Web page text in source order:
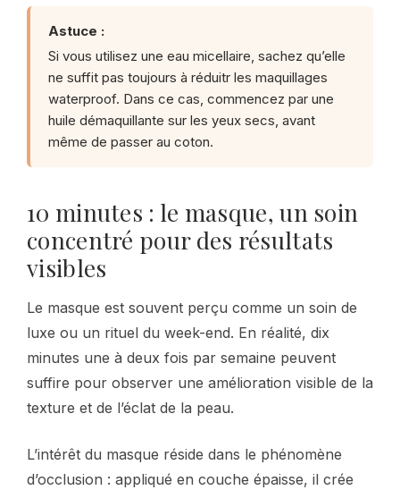
Astuce :
Si vous utilisez une eau micellaire, sachez qu’elle
ne suffit pas toujours à réduitr les maquillages
waterproof. Dans ce cas, commencez par une
huile démaquillante sur les yeux secs, avant
même de passer au coton.
10 minutes : le masque, un soin
concentré pour des résultats
visibles
Le masque est souvent perçu comme un soin de
luxe ou un rituel du week-end. En réalité, dix
minutes une à deux fois par semaine peuvent
suffire pour observer une amélioration visible de la
texture et de l’éclat de la peau.
L’intérêt du masque réside dans le phénomène
d’occlusion : appliqué en couche épaisse, il crée